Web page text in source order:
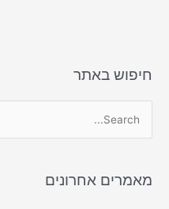
k
חיפוש באתר
rמאמרים אחרונים